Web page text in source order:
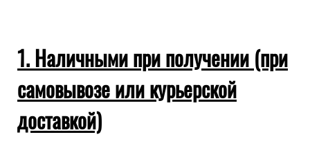
1. Наличными при получении (при
самовывозе или курьерской
доставкой)